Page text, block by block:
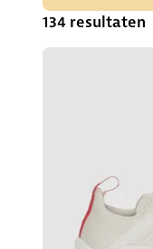
134 resultaten